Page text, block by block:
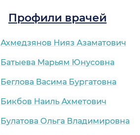
Профили врачей
Ахмедзянов Нияз Азаматович
Батыева Марьям Юнусовна
Беглова Васима Бургатовна
Бикбов Наиль Ахметович
Булатова Ольга Владимировна